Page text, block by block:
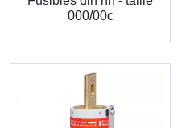
000/00c